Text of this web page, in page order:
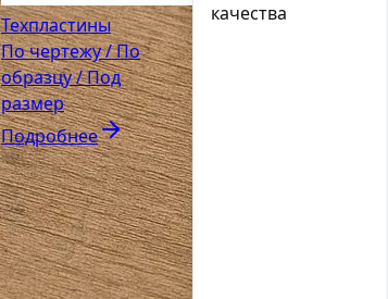
Техпластины
По чертежу / По
образцу / Под
размер
Подробнее
качества